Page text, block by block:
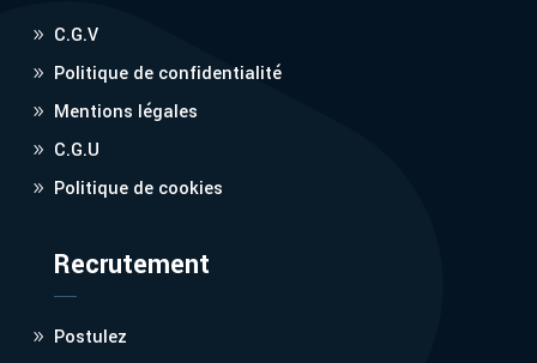
C.G.V
Politique de confidentialité
Mentions légales
C.G.U
Politique de cookies
Recrutement
Postulez